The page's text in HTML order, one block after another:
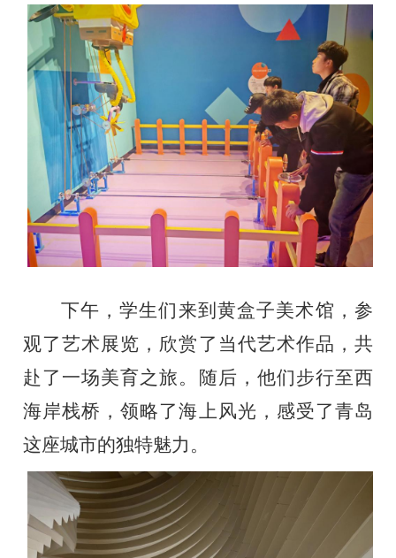
下午，学生们来到黄盒子美术馆，参
观了艺术展览，欣赏了当代艺术作品，共
赴了一场美育之旅。随后，他们步行至西
海岸栈桥，领略了海上风光，感受了青岛
这座城市的独特魅力。